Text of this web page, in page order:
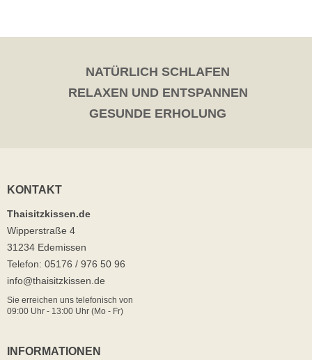
NATÜRLICH SCHLAFEN
RELAXEN UND ENTSPANNEN
GESUNDE ERHOLUNG
KONTAKT
Thaisitzkissen.de
Wipperstraße 4
31234 Edemissen
Telefon: 05176 / 976 50 96
info@thaisitzkissen.de
Sie erreichen uns telefonisch von
09:00 Uhr - 13:00 Uhr (Mo - Fr)
INFORMATIONEN